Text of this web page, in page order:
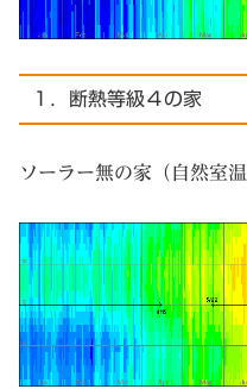
１．断熱等級４の家
ソーラー無の家（自然室